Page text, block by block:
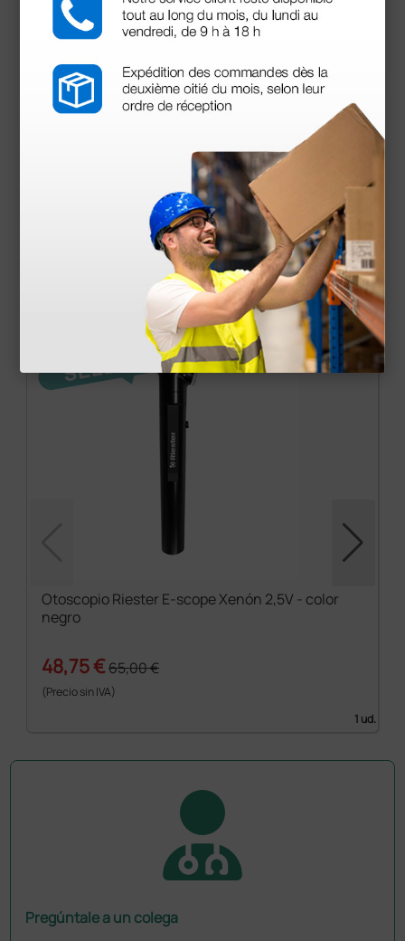
Mini espéculo desechable negro - Ø 2,5 mm - 100
100 uds.
Productos similares
Otoscopio Riester E-scope Xenón 2,5V - color
negro
48,75 €65,00 €
(Precio sin IVA)
1 ud.
Pregúntale a un colega